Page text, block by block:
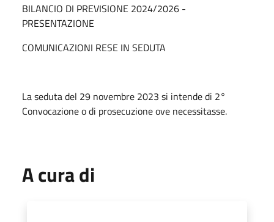
BILANCIO DI PREVISIONE 2024/2026 -
PRESENTAZIONE
COMUNICAZIONI RESE IN SEDUTA
La seduta del 29 novembre 2023 si intende di 2°
Convocazione o di prosecuzione ove necessitasse.
A cura di